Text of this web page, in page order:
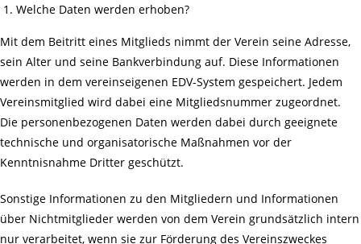
Welche Daten werden erhoben?
Mit dem Beitritt eines Mitglieds nimmt der Verein seine Adresse,
sein Alter und seine Bankverbindung auf. Diese Informationen
werden in dem vereinseigenen EDV-System gespeichert. Jedem
Vereinsmitglied wird dabei eine Mitgliedsnummer zugeordnet.
Die personenbezogenen Daten werden dabei durch geeignete
technische und organisatorische Maßnahmen vor der
Kenntnisnahme Dritter geschützt.
Sonstige Informationen zu den Mitgliedern und Informationen
über Nichtmitglieder werden von dem Verein grundsätzlich intern
nur verarbeitet, wenn sie zur Förderung des Vereinszweckes